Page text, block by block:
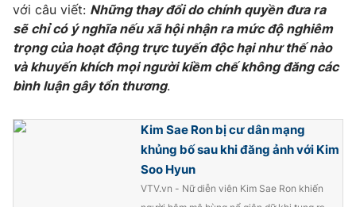
với câu viết: Những thay đổi do chính quyền đưa ra
sẽ chỉ có ý nghĩa nếu xã hội nhận ra mức độ nghiêm
trọng của hoạt động trực tuyến độc hại như thế nào
và khuyến khích mọi người kiềm chế không đăng các
bình luận gây tổn thương.
Kim Sae Ron bị cư dân mạng
khủng bố sau khi đăng ảnh với Kim
Soo Hyun
VTV.vn - Nữ diễn viên Kim Sae Ron khiến